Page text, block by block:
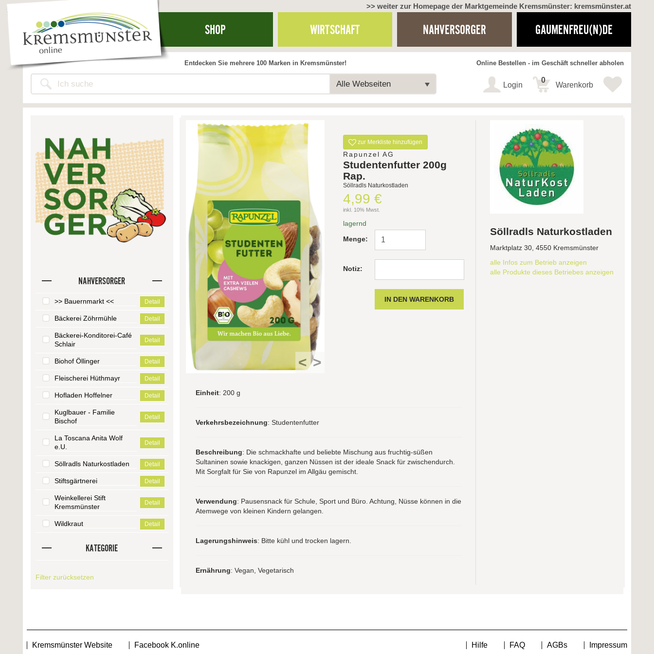
>> weiter zur Homepage der Marktgemeinde Kremsmünster: kremsmünster.at
SHOP WIRTSCHAFT NAHVERSORGER GAUMENFREU(N)DE
Alle Webseiten
Entdecken Sie mehrere 100 Marken in Kremsmünster! Online Bestellen - im Geschäft schneller abholen
Login Warenkorb
0
NAHVERSORGER
>> Bauernmarkt << Detail
Bäckerei Zöhrmühle Detail
Bäckerei-Konditorei-Café
Schlair
Detail
Biohof Öllinger Detail
Fleischerei Hüthmayr Detail
Hofladen Hoffelner Detail
Kuglbauer - Familie
Bischof
Detail
La Toscana Anita Wolf
e.U.
Detail
Söllradls Naturkostladen Detail
Stiftsgärtnerei Detail
Weinkellerei Stift
Kremsmünster
Detail
Wildkraut Detail
KATEGORIE
Filter zurücksetzen
< >
zur Merkliste hinzufügen
Rapunzel AG
Studentenfutter 200g
Rap.
Söllradls Naturkostladen
4,99 €
inkl. 10% Mwst.
lagernd
Menge:
Notiz:
Einheit: 200 g
Verkehrsbezeichnung: Studentenfutter
Beschreibung: Die schmackhafte und beliebte Mischung aus fruchtig-süßen
Sultaninen sowie knackigen, ganzen Nüssen ist der ideale Snack für zwischendurch.
Mit Sorgfalt für Sie von Rapunzel im Allgäu gemischt.
Verwendung: Pausensnack für Schule, Sport und Büro. Achtung, Nüsse können in die
Atemwege von kleinen Kindern gelangen.
Lagerungshinweis: Bitte kühl und trocken lagern.
Ernährung: Vegan, Vegetarisch
Söllradls Naturkostladen
Marktplatz 30, 4550 Kremsmünster
alle Infos zum Betrieb anzeigen
alle Produkte dieses Betriebes anzeigen
Kremsmünster Website Facebook K.online Hilfe FAQ AGBs Impressum